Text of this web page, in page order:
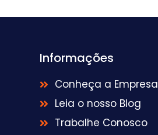
Informações
Conheça a Empresa
Leia o nosso Blog
Trabalhe Conosco